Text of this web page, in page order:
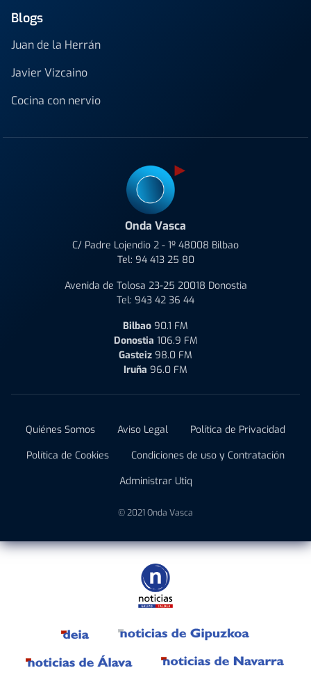
Blogs
Juan de la Herrán
Javier Vizcaino
Cocina con nervio
Onda Vasca
C/ Padre Lojendio 2 - 1º 48008 Bilbao
Tel: 94 413 25 80
Avenida de Tolosa 23-25 20018 Donostia
Tel: 943 42 36 44
Bilbao 90.1 FM
Donostia 106.9 FM
Gasteiz 98.0 FM
Iruña 96.0 FM
Quiénes Somos Aviso Legal
Política de Privacidad
Política de Cookies
Condiciones de uso y Contratación
Administrar Utiq
© 2021 Onda Vasca